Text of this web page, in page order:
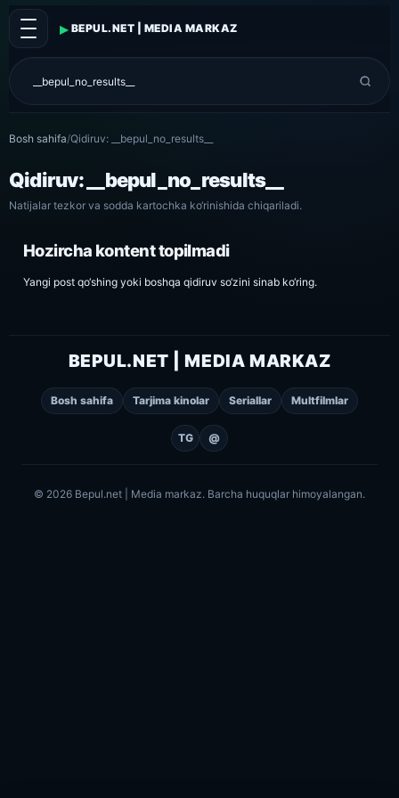
▸ BEPUL.NET | MEDIA MARKAZ
Bosh sahifa/Qidiruv: __bepul_no_results__
Qidiruv: __bepul_no_results__
Natijalar tezkor va sodda kartochka ko‘rinishida chiqariladi.
Hozircha kontent topilmadi
Yangi post qo‘shing yoki boshqa qidiruv so‘zini sinab ko‘ring.
BEPUL.NET | MEDIA MARKAZ
Bosh sahifa Tarjima kinolar Seriallar Multfilmlar
TG @
© 2026 Bepul.net | Media markaz. Barcha huquqlar himoyalangan.